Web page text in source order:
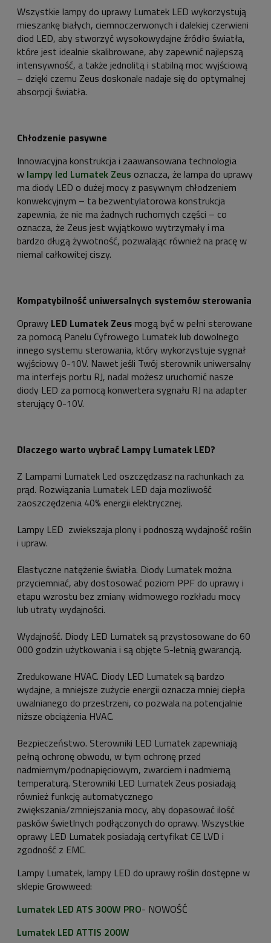
Wszystkie lampy do uprawy Lumatek LED wykorzystują
mieszankę białych, ciemnoczerwonych i dalekiej czerwieni
diod LED, aby stworzyć wysokowydajne źródło światła,
które jest idealnie skalibrowane, aby zapewnić najlepszą
intensywność, a także jednolitą i stabilną moc wyjściową
– dzięki czemu Zeus doskonale nadaje się do optymalnej
absorpcji światła.
Chłodzenie pasywne
Innowacyjna konstrukcja i zaawansowana technologia
w lampy led Lumatek Zeus oznacza, że lampa do uprawy
ma diody LED o dużej mocy z pasywnym chłodzeniem
konwekcyjnym – ta bezwentylatorowa konstrukcja
zapewnia, że nie ma żadnych ruchomych części – co
oznacza, że Zeus jest wyjątkowo wytrzymały i ma
bardzo długą żywotność, pozwalając również na pracę w
niemal całkowitej ciszy.
Kompatybilność uniwersalnych systemów sterowania
Oprawy LED Lumatek Zeusmogą być w pełni sterowane
za pomocą Panelu Cyfrowego Lumatek lub dowolnego
innego systemu sterowania, który wykorzystuje sygnał
wyjściowy 0-10V. Nawet jeśli Twój sterownik uniwersalny
ma interfejs portu RJ, nadal możesz uruchomić nasze
diody LED za pomocą konwertera sygnału RJ na adapter
sterujący 0-10V.
Dlaczego warto wybrać Lampy Lumatek LED?
Z Lampami Lumatek Led oszczędzasz na rachunkach za
prąd. Rozwiązania Lumatek LED daja mozliwość
zaoszczędzenia 40% energii elektrycznej.
Lampy LED zwiekszaja plony i podnoszą wydajność roślin
i upraw.
Elastyczne natężenie światła. Diody Lumatek można
przyciemniać, aby dostosować poziom PPF do uprawy i
etapu wzrostu bez zmiany widmowego rozkładu mocy
lub utraty wydajności.
Wydajność. Diody LED Lumatek są przystosowane do 60
000 godzin użytkowania i są objęte 5-letnią gwarancją.
Zredukowane HVAC. Diody LED Lumatek są bardzo
wydajne, a mniejsze zużycie energii oznacza mniej ciepła
uwalnianego do przestrzeni, co pozwala na potencjalnie
niższe obciążenia HVAC.
Bezpieczeństwo. Sterowniki LED Lumatek zapewniają
pełną ochronę obwodu, w tym ochronę przed
nadmiernym/podnapięciowym, zwarciem i nadmierną
temperaturą. Sterowniki LED Lumatek Zeus posiadają
również funkcję automatycznego
zwiększania/zmniejszania mocy, aby dopasować ilość
pasków świetlnych podłączonych do oprawy. Wszystkie
oprawy LED Lumatek posiadają certyfikat CE LVD i
zgodność z EMC.
Lampy Lumatek, lampy LED do uprawy roślin dostępne w
sklepie Growweed:
Lumatek LED ATS 300W PRO- NOWOŚĆ
Lumatek LED ATTIS 200W